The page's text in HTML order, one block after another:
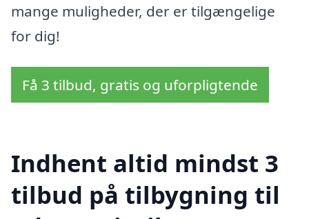
mange muligheder, der er tilgængelige
for dig!
Få 3 tilbud, gratis og uforpligtende
Indhent altid mindst 3
tilbud på tilbygning til